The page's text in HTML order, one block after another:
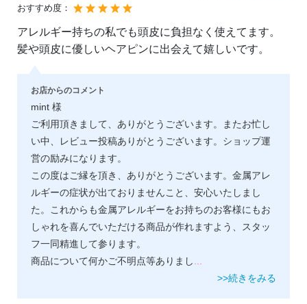
おすすめ度：
アレルギー持ちの私でも頭皮に負担なく使えてます。
髪や頭皮に優しいヘアピンに出会えて嬉しいです。
お店からのコメント
mint 様
ご利用頂きまして、ありがとうございます。またお忙し
い中、レビュー投稿ありがとうございます。ショップ運
営の励みになります。
この度はご縁を頂き、ありがとうございます。金属アレ
ルギーの症状が出ておりませんこと、安心いたしまし
た。これからも金属アレルギーをお持ちのお客様にもお
しゃれを喜んでいただける商品が作れますよう、スタッ
フ一同精進して参ります。
商品について何かご不明点等ありまし
>>続きをみる